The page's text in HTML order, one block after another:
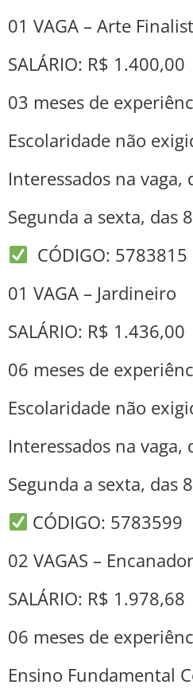
01 VAGA – Arte
SALÁRIO: R$ 1.400,00
03 meses de
Escolaridade não
Interessados na vaga,
Segunda a sexta, das
CÓDIGO: 5783815
01 VAGA – Jardineiro
SALÁRIO: R$ 1.436,00
06 meses de
Escolaridade não
Interessados na vaga,
Segunda a sexta, das
CÓDIGO: 5783599
02 VAGAS – Encanador
SALÁRIO: R$ 1.978,68
06 meses de
Ensino Fundamental